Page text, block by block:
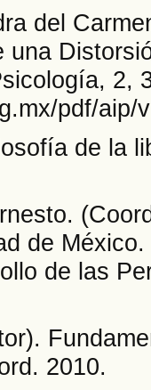
del
una
2,
pdf/aip/
de la
de
de las
2010.